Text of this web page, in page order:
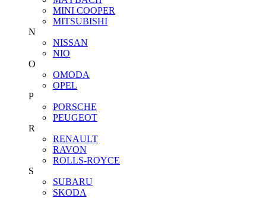
MINI COOPER
MITSUBISHI
N
NISSAN
NIO
O
OMODA
OPEL
P
PORSCHE
PEUGEOT
R
RENAULT
RAVON
ROLLS-ROYCE
S
SUBARU
SKODA